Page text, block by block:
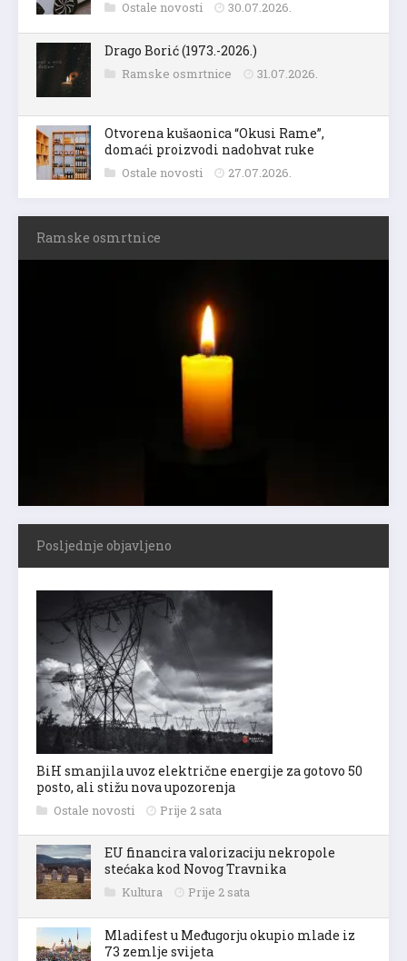
Ostale novosti 30.07.2026.
Drago Borić (1973.-2026.)
Ramske osmrtnice 31.07.2026.
Otvorena kušaonica “Okusi Rame”,
domaći proizvodi nadohvat ruke
Ostale novosti 27.07.2026.
Ramske osmrtnice
Posljednje objavljeno
BiH smanjila uvoz električne energije za gotovo 50
posto, ali stižu nova upozorenja
Ostale novosti Prije 2 sata
EU financira valorizaciju nekropole
stećaka kod Novog Travnika
Kultura Prije 2 sata
Mladifest u Međugorju okupio mlade iz
73 zemlje svijeta